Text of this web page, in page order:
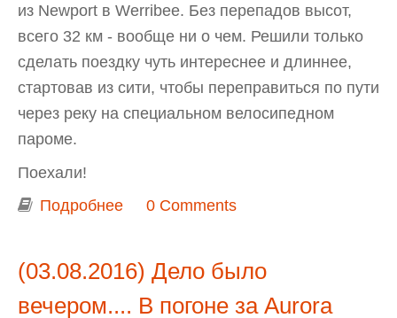
из Newport в Werribee. Без перепадов высот,
всего 32 км - вообще ни о чем. Решили только
сделать поездку чуть интереснее и длиннее,
стартовав из сити, чтобы переправиться по пути
через реку на специальном велосипедном
пароме.
Поехали!
Подробнее о Мельбурн - город контрастов:
0 Comments
(03.08.2016) Дело было
вечером.... В погоне за Aurora